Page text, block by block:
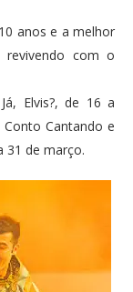
anos e a melhor
com o
Elvis?, de 16 a
Cantando e
31 de março.